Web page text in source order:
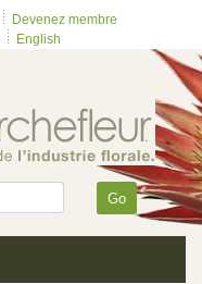
Devenez membre
English
Go